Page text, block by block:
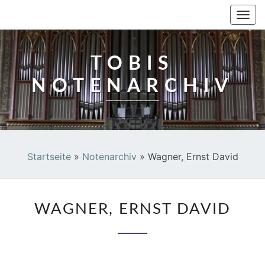
TOBIS
NOTENARCHIV
Startseite» Notenarchiv » Wagner, Ernst David
ERNST
WAGNER, ERNST DAVID